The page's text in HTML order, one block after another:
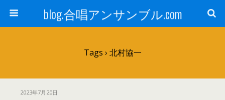
blog.合唱アンサンブル.com
Tags › 北村協一
2023年7月20日